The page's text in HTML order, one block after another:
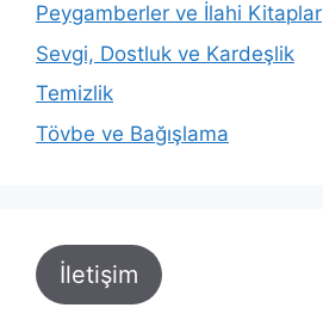
Peygamberler ve İlahi Kitaplar
Sevgi, Dostluk ve Kardeşlik
Temizlik
Tövbe ve Bağışlama
İletişim